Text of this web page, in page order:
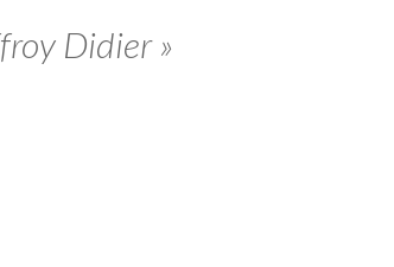
Didier »